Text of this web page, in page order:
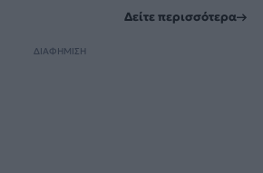
Δείτε περισσότερα
ΔΙΑΦΗΜΙΣΗ